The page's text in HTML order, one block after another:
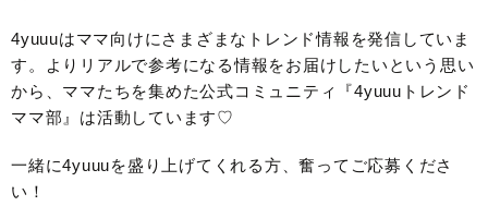
4yuuuはママ向けにさまざまなトレンド情報を発信していま
す。よりリアルで参考になる情報をお届けしたいという思い
から、ママたちを集めた公式コミュニティ『4yuuuトレンド
ママ部』は活動しています♡
一緒に4yuuuを盛り上げてくれる方、奮ってご応募くださ
い！